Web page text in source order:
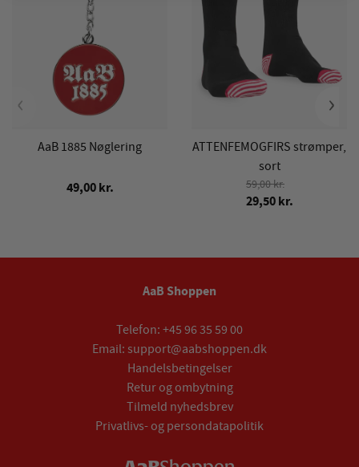
AaB 1885 Nøglering
49,00 kr.
ATTENFEMOGFIRS strømper,
sort
59,00 kr.
29,50 kr.
‹ ›
AaB Shoppen
Telefon: +45 96 35 59 00
Email: support@aabshoppen.dk
Handelsbetingelser
Retur og ombytning
Tilmeld nyhedsbrev
Privatlivs- og persondatapolitik